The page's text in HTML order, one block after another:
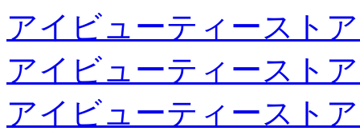
アイビューティースト
アイビューティースト
アイビューティースト